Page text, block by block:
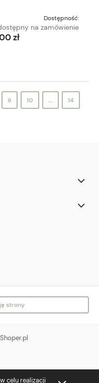
celu realizacji
Dostępność:
na zamówienie
zł
9 10 ... 14
strony